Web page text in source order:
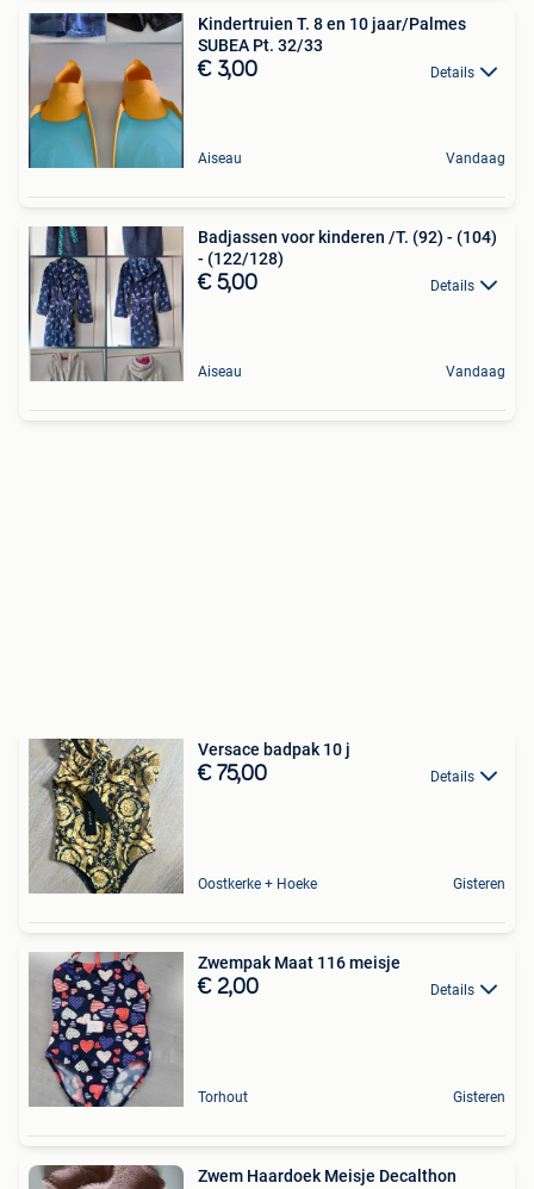
Kindertruien T. 8 en 10 jaar/Palmes
SUBEA Pt. 32/33
€ 3,00 Details
Aiseau Vandaag
Badjassen voor kinderen /T. (92) - (104)
- (122/128)
€ 5,00 Details
Aiseau Vandaag
Versace badpak 10 j
€ 75,00 Details
Oostkerke + Hoeke Gisteren
Zwempak Maat 116 meisje
€ 2,00 Details
Torhout Gisteren
Zwem Haardoek Meisje Decalthon